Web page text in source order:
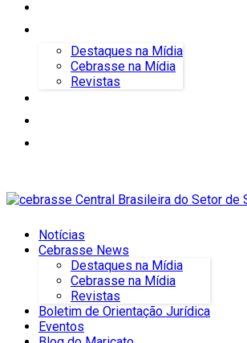
Destaques na Mídia
Cebrasse na Mídia
Revistas
Notícias
Cebrasse News
Destaques na Mídia
Cebrasse na Mídia
Revistas
Boletim de Orientação Jurídica
Eventos